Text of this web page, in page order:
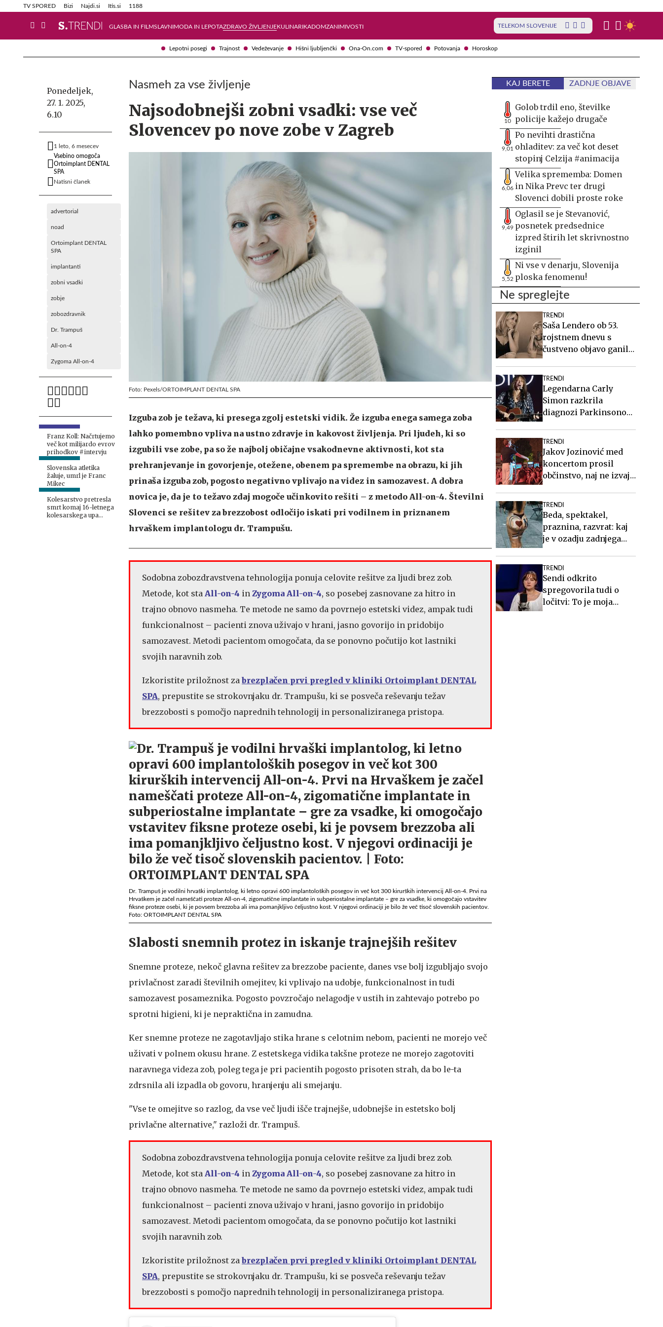
Lepotni posegi Trajnost Vedeževanje Hišni ljubljenčki Ona-On.com TV-spored Potovanja Horoskop
TV SPORED Bizi Najdi.si Itis.si 1188
GLASBA IN FILMSLAVNIMODA IN LEPOTAZDRAVO ŽIVLJENJEKULINARIKADOMZANIMIVOSTI TELEKOM SLOVENIJE
Info in obvestila Tehnik
Ponedeljek,
27. 1. 2025,
6.10
1 leto, 6 mesecev
Vsebino omogoča
Ortoimplant DENTAL
SPA
Natisni članek
advertorial
noad
Ortoimplant DENTAL
SPA
implantanti
zobni vsadki
zobje
zobozdravnik
Dr. Trampuš
All-on-4
Zygoma All-on-4
Franz Koll: Načrtujemo
več kot milijardo evrov
prihodkov #intervju
Slovenska atletika
žaluje, umrl je Franc
Mikec
Kolesarstvo pretresla
smrt komaj 16-letnega
kolesarskega upa
Nasmeh za vse življenje
Najsodobnejši zobni vsadki: vse več
Slovencev po nove zobe v Zagreb
Foto: Pexels/ORTOIMPLANT DENTAL SPA
Izguba zob je težava, ki presega zgolj estetski vidik. Že izguba enega samega zoba
lahko pomembno vpliva na ustno zdravje in kakovost življenja. Pri ljudeh, ki so
izgubili vse zobe, pa so že najbolj običajne vsakodnevne aktivnosti, kot sta
prehranjevanje in govorjenje, otežene, obenem pa spremembe na obrazu, ki jih
prinaša izguba zob, pogosto negativno vplivajo na videz in samozavest. A dobra
novica je, da je to težavo zdaj mogoče učinkovito rešiti – z metodo All-on-4. Številni
Slovenci se rešitev za brezzobost odločijo iskati pri vodilnem in priznanem
hrvaškem implantologu dr. Trampušu.
Sodobna zobozdravstvena tehnologija ponuja celovite rešitve za ljudi brez zob.
Metode, kot sta All-on-4 in Zygoma All-on-4, so posebej zasnovane za hitro in
trajno obnovo nasmeha. Te metode ne samo da povrnejo estetski videz, ampak tudi
funkcionalnost – pacienti znova uživajo v hrani, jasno govorijo in pridobijo
samozavest. Metodi pacientom omogočata, da se ponovno počutijo kot lastniki
svojih naravnih zob.
Izkoristite priložnost za brezplačen prvi pregled v kliniki Ortoimplant DENTAL
SPA, prepustite se strokovnjaku dr. Trampušu, ki se posveča reševanju težav
brezzobosti s pomočjo naprednih tehnologij in personaliziranega pristopa.
Dr. Trampuš je vodilni hrvaški implantolog, ki letno opravi 600 implantoloških posegov in več kot 300 kirurških intervencij All-on-4. Prvi na
Hrvaškem je začel nameščati proteze All-on-4, zigomatične implantate in subperiostalne implantate – gre za vsadke, ki omogočajo vstavitev
fiksne proteze osebi, ki je povsem brezzoba ali ima pomanjkljivo čeljustno kost. V njegovi ordinaciji je bilo že več tisoč slovenskih pacientov.
Foto: ORTOIMPLANT DENTAL SPA
Slabosti snemnih protez in iskanje trajnejših rešitev
Snemne proteze, nekoč glavna rešitev za brezzobe paciente, danes vse bolj izgubljajo svojo
privlačnost zaradi številnih omejitev, ki vplivajo na udobje, funkcionalnost in tudi
samozavest posameznika. Pogosto povzročajo nelagodje v ustih in zahtevajo potrebo po
sprotni higieni, ki je nepraktična in zamudna.
Ker snemne proteze ne zagotavljajo stika hrane s celotnim nebom, pacienti ne morejo več
uživati v polnem okusu hrane. Z estetskega vidika takšne proteze ne morejo zagotoviti
naravnega videza zob, poleg tega je pri pacientih pogosto prisoten strah, da bo le-ta
zdrsnila ali izpadla ob govoru, hranjenju ali smejanju.
"Vse te omejitve so razlog, da vse več ljudi išče trajnejše, udobnejše in estetsko bolj
privlačne alternative," razloži dr. Trampuš.
Sodobna zobozdravstvena tehnologija ponuja celovite rešitve za ljudi brez zob.
Metode, kot sta All-on-4 in Zygoma All-on-4, so posebej zasnovane za hitro in
trajno obnovo nasmeha. Te metode ne samo da povrnejo estetski videz, ampak tudi
funkcionalnost – pacienti znova uživajo v hrani, jasno govorijo in pridobijo
samozavest. Metodi pacientom omogočata, da se ponovno počutijo kot lastniki
svojih naravnih zob.
Izkoristite priložnost za brezplačen prvi pregled v kliniki Ortoimplant DENTAL
SPA, prepustite se strokovnjaku dr. Trampušu, ki se posveča reševanju težav
brezzobosti s pomočjo naprednih tehnologij in personaliziranega pristopa.
KAJ BERETE ZADNJE OBJAVE
10
Golob trdil eno, številke
policije kažejo drugače
9,01
Po nevihti drastična
ohladitev: za več kot deset
stopinj Celzija #animacija
6,06
Velika sprememba: Domen
in Nika Prevc ter drugi
Slovenci dobili proste roke
9,49
Oglasil se je Stevanović,
posnetek predsednice
izpred štirih let skrivnostno
izginil
5,52
Ni vse v denarju, Slovenija
ploska fenomenu!
Ne spreglejte
TRENDI
Saša Lendero ob 53.
rojstnem dnevu s
čustveno objavo ganila
TRENDI
Legendarna Carly
Simon razkrila
diagnozi Parkinsonove
TRENDI
Jakov Jozinović med
koncertom prosil
občinstvo, naj ne izvaja
TRENDI
Beda, spektakel,
praznina, razvrat: kaj
je v ozadju zadnjega
TRENDI
Sendi odkrito
spregovorila tudi o
ločitvi: To je moja